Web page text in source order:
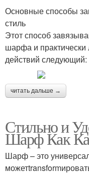
Основные способы
стиль
Этот способ
шарфа и
действий следующий:
читать дальше →
Стильно и
Шарф Как
Шарф – это